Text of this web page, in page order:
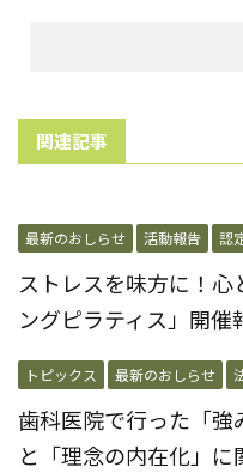
関連記事
最新のおしらせ 活動報告 認
ストレスを味方に！
ングピラティス」開催
トピックス 最新のおしらせ
歯科医院で行った「強
と「理念の内在化」